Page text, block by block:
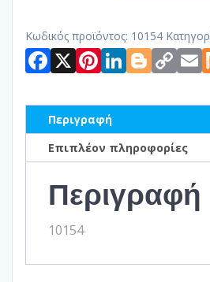
ποσότητα
Κωδικός προϊόντος: 10154
Facebook
X Pinterest
Περιγραφή
Επιπλέον πληροφορίες
Περιγραφή
10154